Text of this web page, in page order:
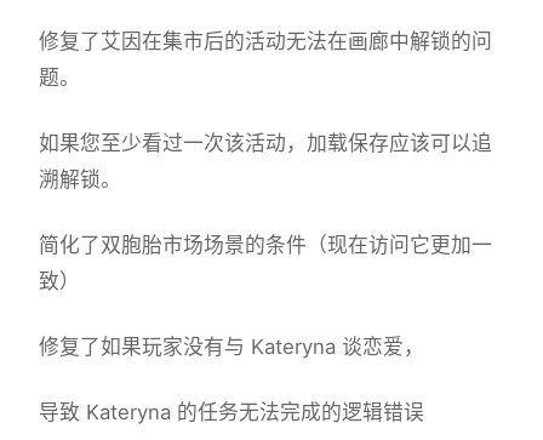
修复了艾因在集市后的活动无法在画廊中解锁的问
题。
如果您至少看过一次该活动，加载保存应该可以追
溯解锁。
简化了双胞胎市场场景的条件（现在访问它更加一
致）
修复了如果玩家没有与 Kateryna 谈恋爱，
导致 Kateryna 的任务无法完成的逻辑错误